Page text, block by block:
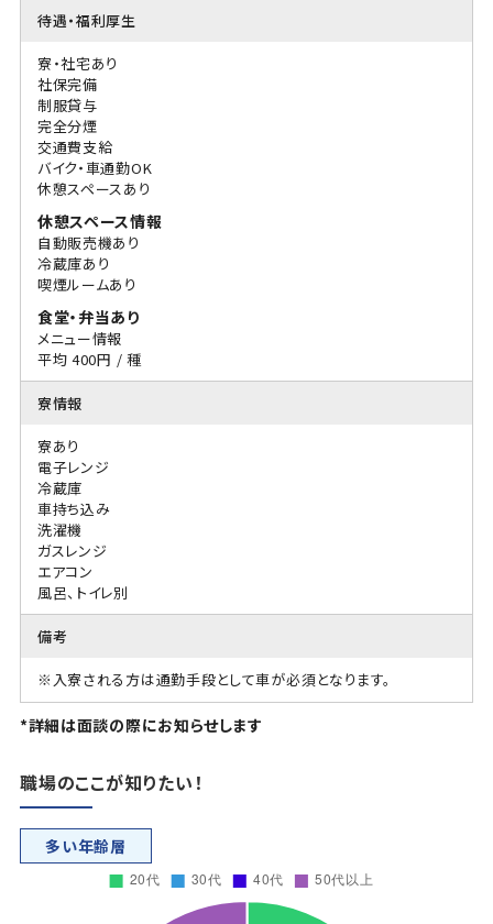
待遇・福利厚生
寮・社宅あり
社保完備
制服貸与
完全分煙
交通費支給
バイク・車通勤OK
休憩スペースあり
休憩スペース情報
自動販売機あり
冷蔵庫あり
喫煙ルームあり
食堂・弁当あり
メニュー情報
平均 400円 / 種
寮情報
寮あり
電子レンジ
冷蔵庫
車持ち込み
洗濯機
ガスレンジ
エアコン
風呂、トイレ別
備考
※入寮される方は通勤手段として車が必須となります。
*詳細は面談の際にお知らせします
職場のここが知りたい！
多い年齢層